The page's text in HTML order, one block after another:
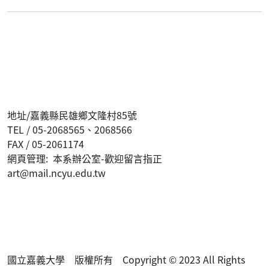
地址/嘉義縣民雄鄉文隆村85號
TEL / 05-2068565、2068566
FAX / 05-2061174
網頁管理: 本系辦公室-歡迎留言指正
art@mail.ncyu.edu.tw
國立嘉義大學 版權所有 Copyright © 2023 All Rights